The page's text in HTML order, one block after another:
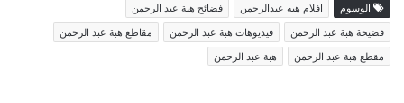
الوسوم افلام هبه عبدالرحمن
فضائح هبة عبد الرحمن
فضيحة هبة عبد الرحمن
فيديوهات هبة عبد الرحمن
مقاطع هبة عبد الرحمن
مقطع هبة عبد الرحمن
هبة عبد الرحمن